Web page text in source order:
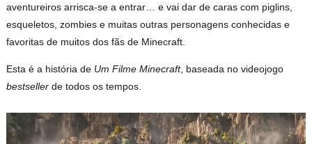
aventureiros arrisca-se a entrar… e vai dar de caras com piglins,
esqueletos, zombies e muitas outras personagens conhecidas e
favoritas de muitos dos fãs de Minecraft.
Esta é a história de Um Filme Minecraft, baseada no videojogo
bestseller de todos os tempos.